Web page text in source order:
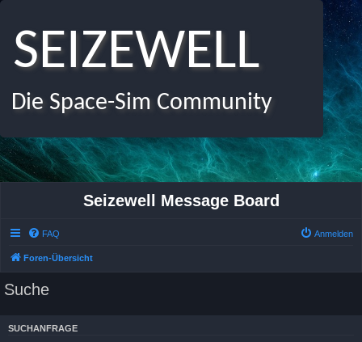
SEIZEWELL
Die Space-Sim Community
Seizewell Message Board
FAQ Anmelden
Foren-Übersicht
Suche
SUCHANFRAGE